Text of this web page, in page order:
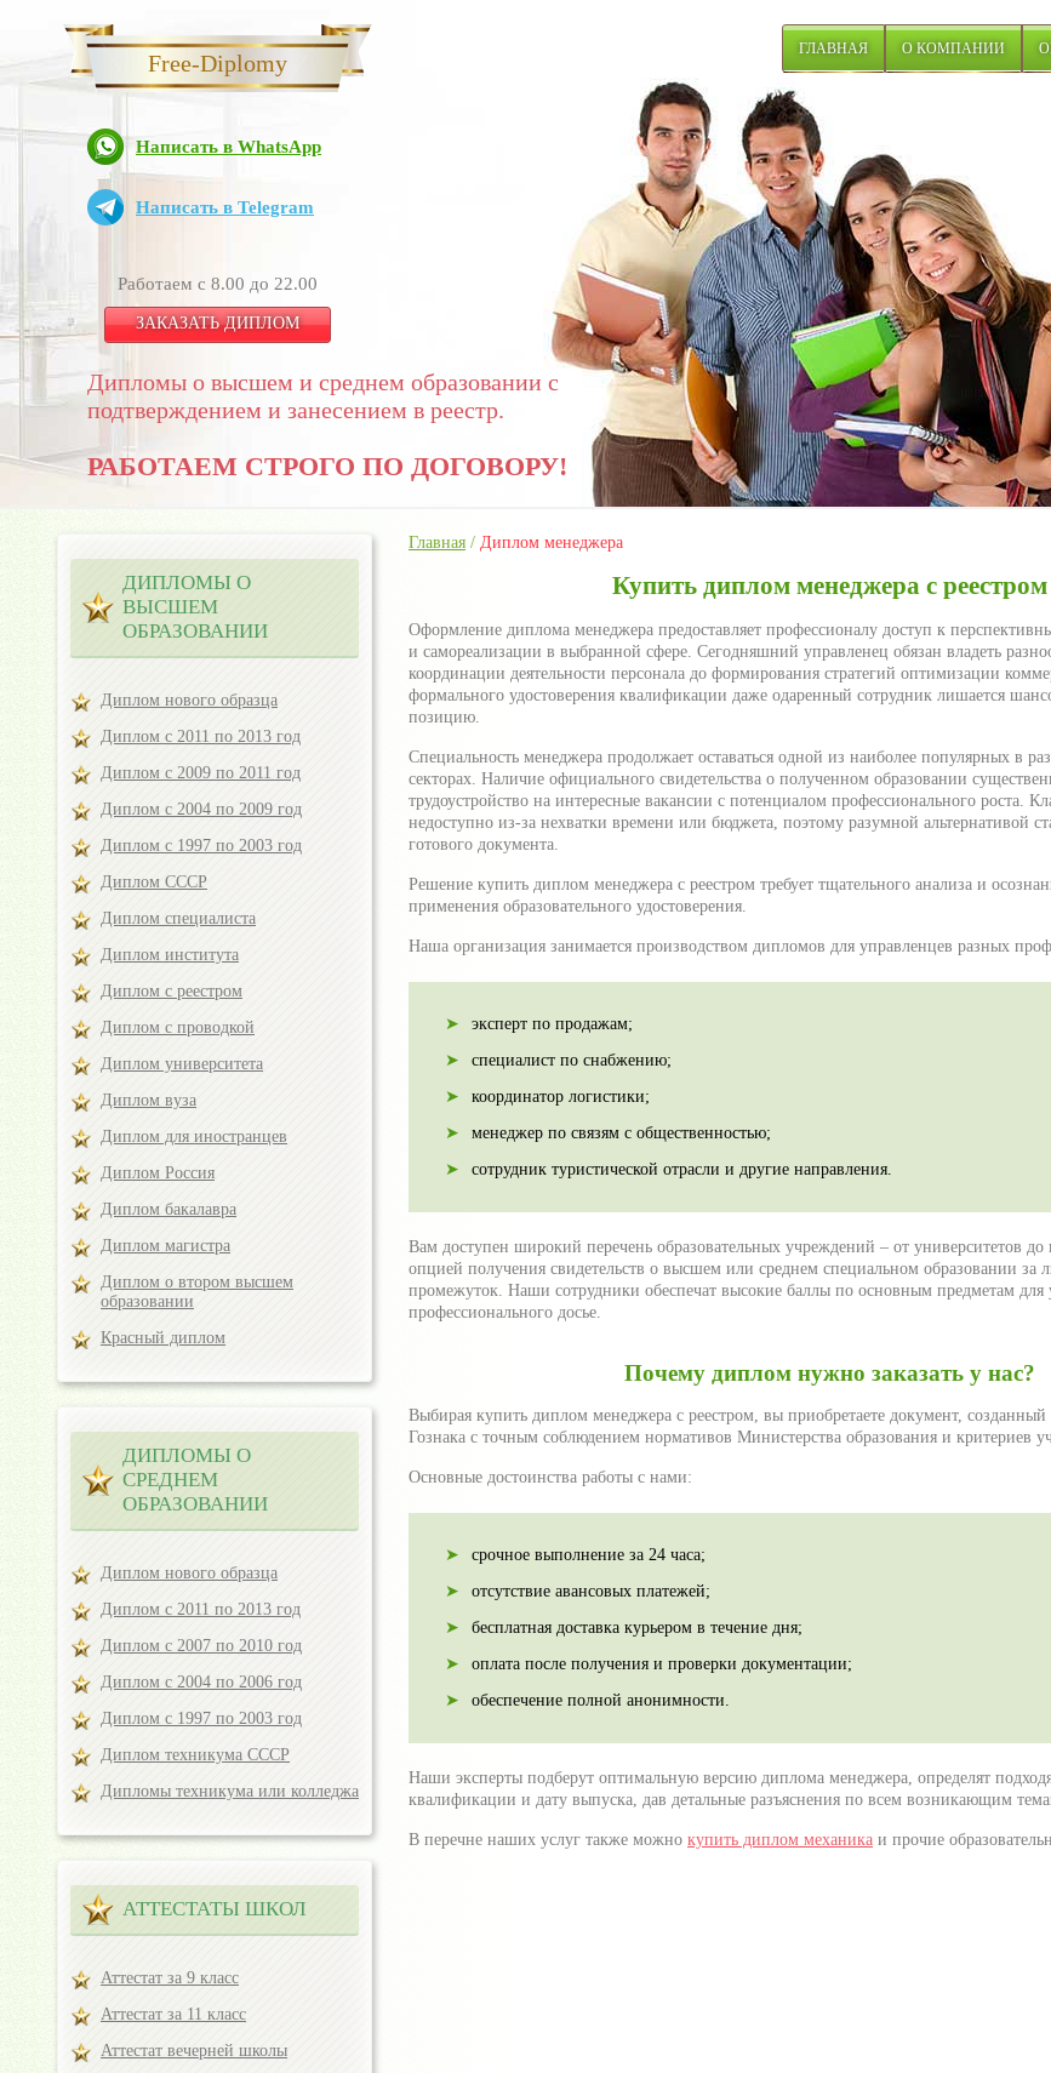
Free-Diplomy
Написать в WhatsApp
Написать в Telegram
Работаем с 8.00 до 22.00
ЗАКАЗАТЬ ДИПЛОМ
Дипломы о высшем и среднем образовании с
подтверждением и занесением в реестр.
РАБОТАЕМ СТРОГО ПО ДОГОВОРУ!
ГЛАВНАЯ О КОМПАНИИ
Главная / Диплом менеджера
Купить диплом менеджера с реестром
Оформление диплома менеджера предоставляет профессионалу доступ к
и самореализации в выбранной сфере. Сегодняшний управленец обязан владеть
координации деятельности персонала до формирования стратегий оптимизации
формального удостоверения квалификации даже одаренный сотрудник лишается
позицию.
Специальность менеджера продолжает оставаться одной из наиболее популярных в
секторах. Наличие официального свидетельства о полученном образовании
трудоустройство на интересные вакансии с потенциалом профессионального роста.
недоступно из-за нехватки времени или бюджета, поэтому разумной альтернативой
готового документа.
Решение купить диплом менеджера с реестром требует тщательного анализа и
применения образовательного удостоверения.
Наша организация занимается производством дипломов для управленцев разных
эксперт по продажам;
специалист по снабжению;
координатор логистики;
менеджер по связям с общественностью;
сотрудник туристической отрасли и другие направления.
Вам доступен широкий перечень образовательных учреждений – от университетов
опцией получения свидетельств о высшем или среднем специальном образовании за
промежуток. Наши сотрудники обеспечат высокие баллы по основным предметам для
профессионального досье.
Почему диплом нужно заказать у нас?
Выбирая купить диплом менеджера с реестром, вы приобретаете документ,
Гознака с точным соблюдением нормативов Министерства образования и критериев
Основные достоинства работы с нами:
срочное выполнение за 24 часа;
отсутствие авансовых платежей;
бесплатная доставка курьером в течение дня;
оплата после получения и проверки документации;
обеспечение полной анонимности.
Наши эксперты подберут оптимальную версию диплома менеджера, определят
квалификации и дату выпуска, дав детальные разъяснения по всем возникающим
В перечне наших услуг также можно купить диплом механика и прочие
ДИПЛОМЫ О
ВЫСШЕМ
ОБРАЗОВАНИИ
Диплом нового образца
Диплом с 2011 по 2013 год
Диплом с 2009 по 2011 год
Диплом с 2004 по 2009 год
Диплом с 1997 по 2003 год
Диплом СССР
Диплом специалиста
Диплом института
Диплом с реестром
Диплом с проводкой
Диплом университета
Диплом вуза
Диплом для иностранцев
Диплом Россия
Диплом бакалавра
Диплом магистра
Диплом о втором высшем
образовании
Красный диплом
ДИПЛОМЫ О
СРЕДНЕМ
ОБРАЗОВАНИИ
Диплом нового образца
Диплом с 2011 по 2013 год
Диплом с 2007 по 2010 год
Диплом с 2004 по 2006 год
Диплом с 1997 по 2003 год
Диплом техникума СССР
Дипломы техникума или колледжа
АТТЕСТАТЫ ШКОЛ
Аттестат за 9 класс
Аттестат за 11 класс
Аттестат вечерней школы